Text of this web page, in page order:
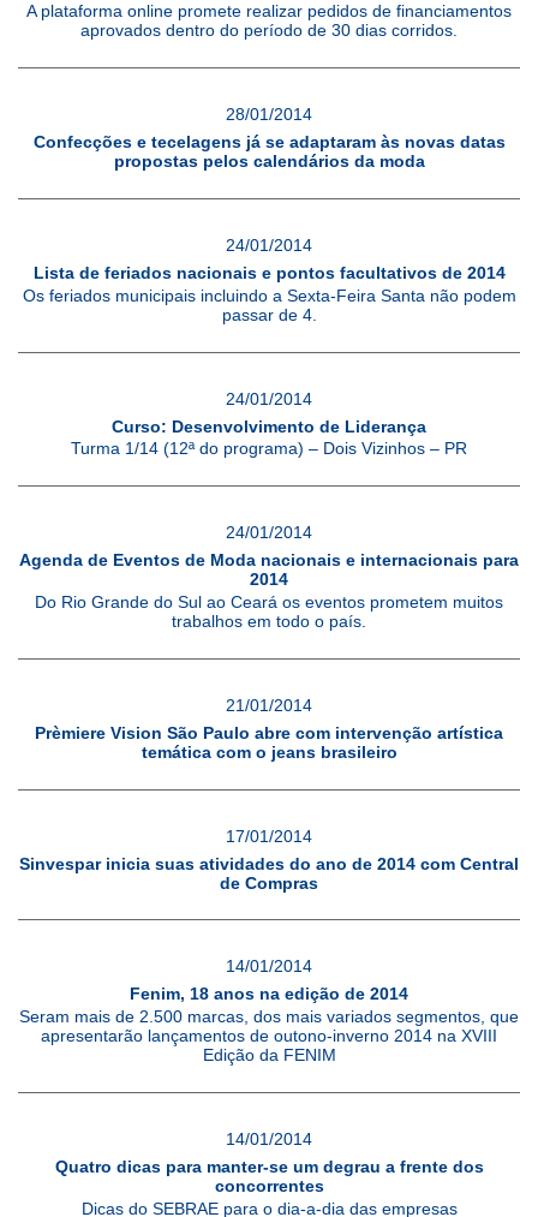
A plataforma online promete realizar pedidos de financiamentos
aprovados dentro do período de 30 dias corridos.
28/01/2014
Confecções e tecelagens já se adaptaram às novas datas
propostas pelos calendários da moda
24/01/2014
Lista de feriados nacionais e pontos facultativos de 2014
Os feriados municipais incluindo a Sexta-Feira Santa não podem
passar de 4.
24/01/2014
Curso: Desenvolvimento de Liderança
Turma 1/14 (12ª do programa) – Dois Vizinhos – PR
24/01/2014
Agenda de Eventos de Moda nacionais e internacionais para
2014
Do Rio Grande do Sul ao Ceará os eventos prometem muitos
trabalhos em todo o país.
21/01/2014
Prèmiere Vision São Paulo abre com intervenção artística
temática com o jeans brasileiro
17/01/2014
Sinvespar inicia suas atividades do ano de 2014 com Central
de Compras
14/01/2014
Fenim, 18 anos na edição de 2014
Seram mais de 2.500 marcas, dos mais variados segmentos, que
apresentarão lançamentos de outono-inverno 2014 na XVIII
Edição da FENIM
14/01/2014
Quatro dicas para manter-se um degrau a frente dos
concorrentes
Dicas do SEBRAE para o dia-a-dia das empresas